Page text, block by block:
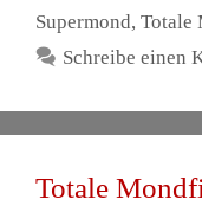
Supermond, Totale
Schreibe einen
Totale